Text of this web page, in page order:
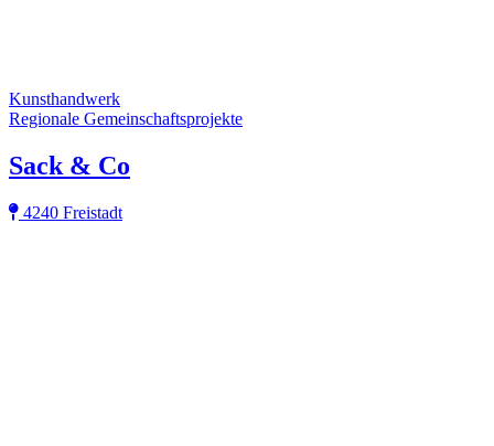
Kunsthandwerk
Regionale Gemeinschaftsprojekte
Sack & Co
4240 Freistadt